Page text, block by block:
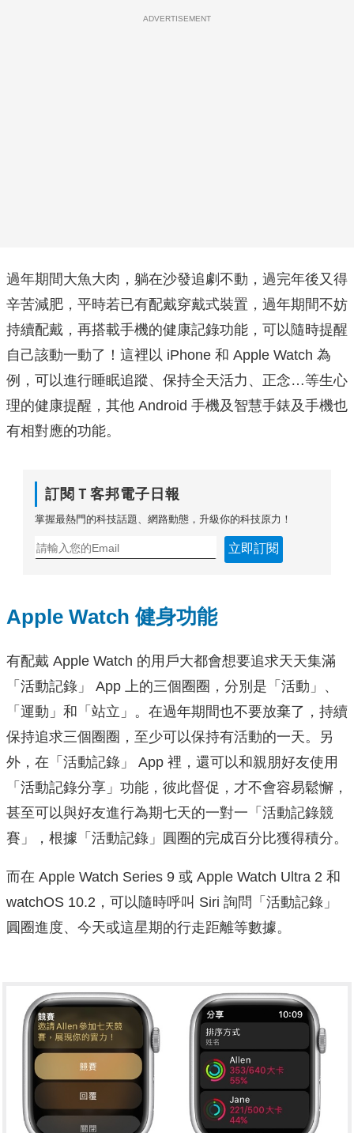
ADVERTISEMENT
過年期間大魚大肉，躺在沙發追劇不動，過完年後又得
辛苦減肥，平時若已有配戴穿戴式裝置，過年期間不妨
持續配戴，再搭載手機的健康記錄功能，可以隨時提醒
自己該動一動了！這裡以 iPhone 和 Apple Watch 為
例，可以進行睡眠追蹤、保持全天活力、正念…等生心
理的健康提醒，其他 Android 手機及智慧手錶及手機也
有相對應的功能。
訂閱Ｔ客邦電子日報
掌握最熱門的科技話題、網路動態，升級你的科技原力！
立即訂閱
Apple Watch 健身功能
有配戴 Apple Watch 的用戶大都會想要追求天天集滿
「活動記錄」 App 上的三個圈圈，分別是「活動」、
「運動」和「站立」。在過年期間也不要放棄了，持續
保持追求三個圈圈，至少可以保持有活動的一天。另
外，在「活動記錄」 App 裡，還可以和親朋好友使用
「活動記錄分享」功能，彼此督促，才不會容易鬆懈，
甚至可以與好友進行為期七天的一對一「活動記錄競
賽」，根據「活動記錄」圓圈的完成百分比獲得積分。
而在 Apple Watch Series 9 或 Apple Watch Ultra 2 和
watchOS 10.2，可以隨時呼叫 Siri 詢問「活動記錄」
圓圈進度、今天或這星期的行走距離等數據。